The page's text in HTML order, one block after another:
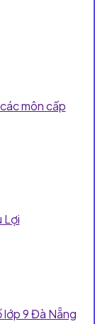
môn cấp
Lợi
9 Đà Nẵng